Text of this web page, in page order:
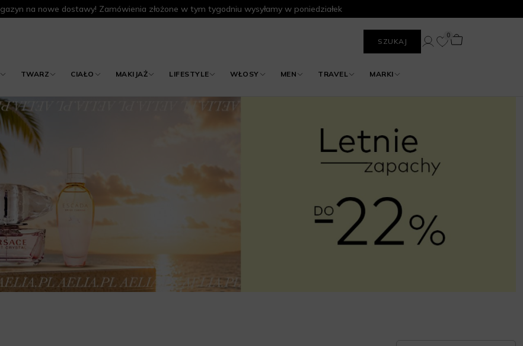
na nowe dostawy! Zamówienia złożone w tym tygodniu wysyłamy w poniedziałek
SZUKAJ
TWARZ CIAŁO MAKIJAŻ LIFESTYLE WŁOSY MEN TRAVEL MARKI
0